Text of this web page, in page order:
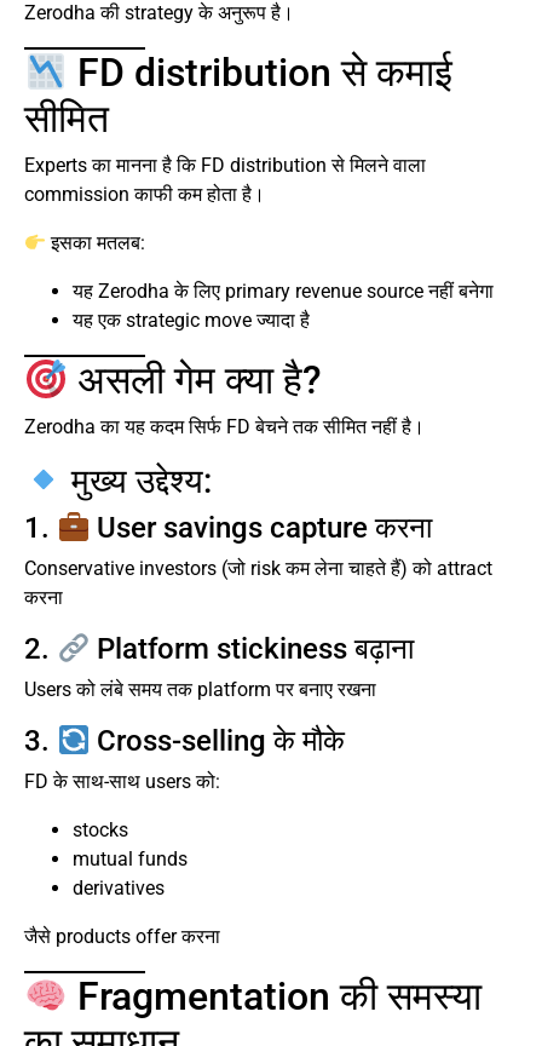
Zerodha की strategy के अनुरूप है।
FD distribution से कमाई
सीमित
Experts का मानना है कि FD distribution से मिलने वाला
commission काफी कम होता है।
इसका मतलब:
यह Zerodha के लिए primary revenue source नहीं बनेगा
यह एक strategic move ज्यादा है
असली गेम क्या है?
Zerodha का यह कदम सिर्फ FD बेचने तक सीमित नहीं है।
मुख्य उद्देश्य:
1. User savings capture करना
Conservative investors (जो risk कम लेना चाहते हैं) को attract
करना
2. Platform stickiness बढ़ाना
Users को लंबे समय तक platform पर बनाए रखना
3. Cross-selling के मौके
FD के साथ-साथ users को:
stocks
mutual funds
derivatives
जैसे products offer करना
Fragmentation की समस्या